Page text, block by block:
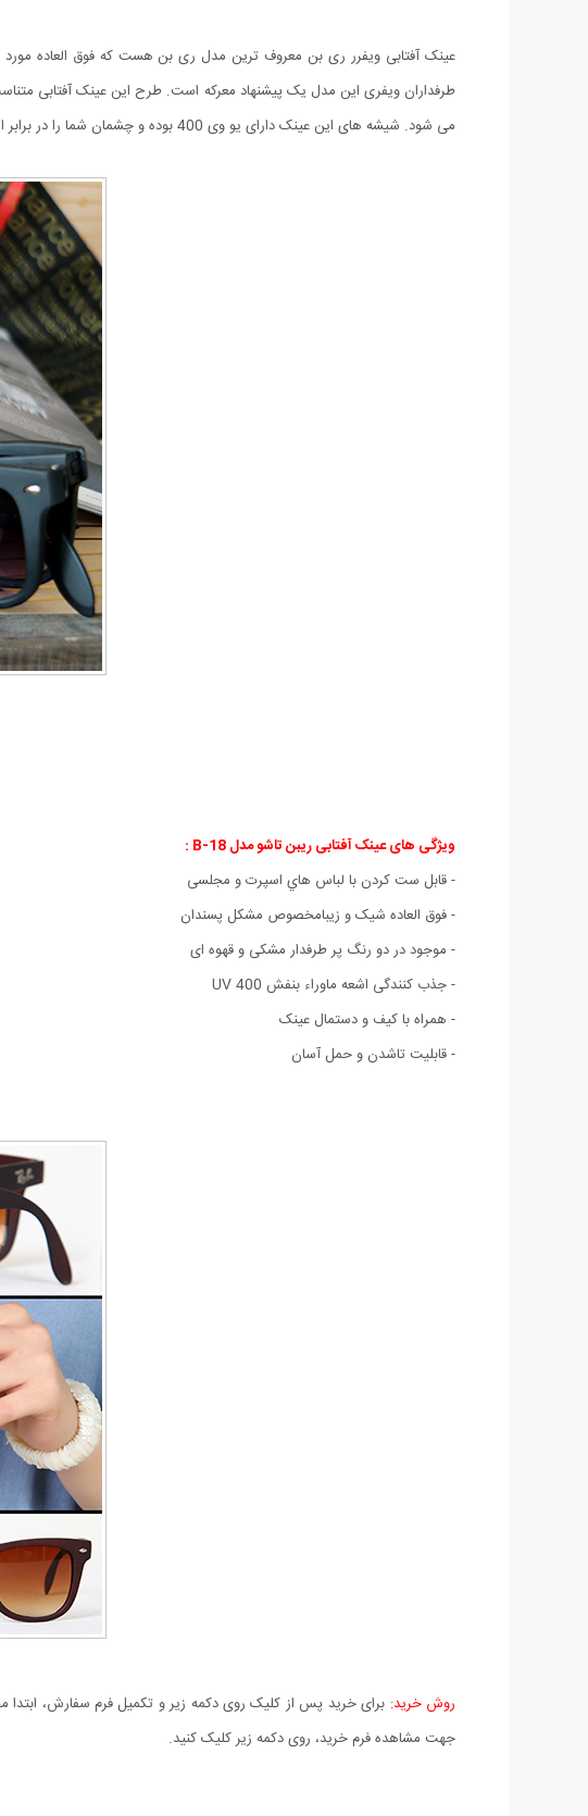
عینک آفتابی ویفرر ری بن معروف ترین مدل ری بن هست که فوق العاده
طرفداران ویفری این مدل یک پیشنهاد معرکه است. طرح این عینک آفتابی
می شود. شیشه های این عینک دارای یو وی 400 بوده و چشمان شما را در برابر اشعه مضر آفتاب محافظت می کند.
ویژگی های عینک آفتابی ریبن تاشو مدل B-18 :
- قابل ست كردن با لباس هاي اسپرت و مجلسی
- فوق العاده شیک و زیبامخصوص مشکل پسندان
- موجود در دو رنگ پر طرفدار مشکی و قهوه ای
- جذب کنندگی اشعه ماوراء بنفش UV 400
- همراه با کیف و دستمال عینک
- قابلیت تاشدن و حمل آسان
روش خرید: برای خرید پس از کلیک روی دکمه زیر و تکمیل فرم سفارش، ابتدا
جهت مشاهده فرم خرید، روی دکمه زیر کلیک کنید.